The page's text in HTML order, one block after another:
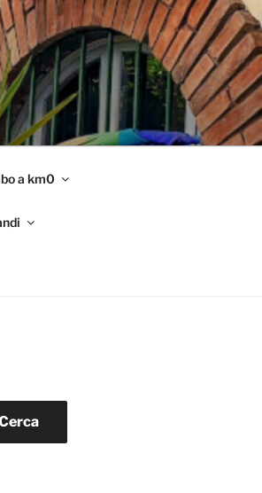
a km0